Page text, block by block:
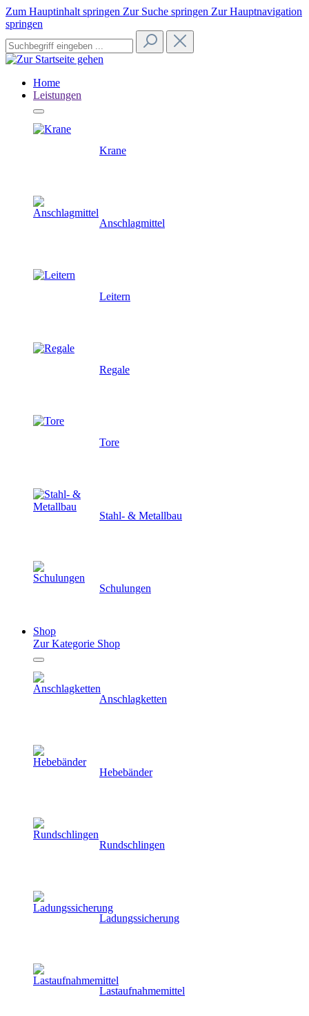
Zum Hauptinhalt springen Zur Suche springen Zur Hauptnavigation
springen
Home
Leistungen
Krane
Anschlagmittel
Leitern
Regale
Tore
Stahl- & Metallbau
Schulungen
Shop
Zur Kategorie Shop
Anschlagketten
Hebebänder
Rundschlingen
Ladungssicherung
Lastaufnahmemittel